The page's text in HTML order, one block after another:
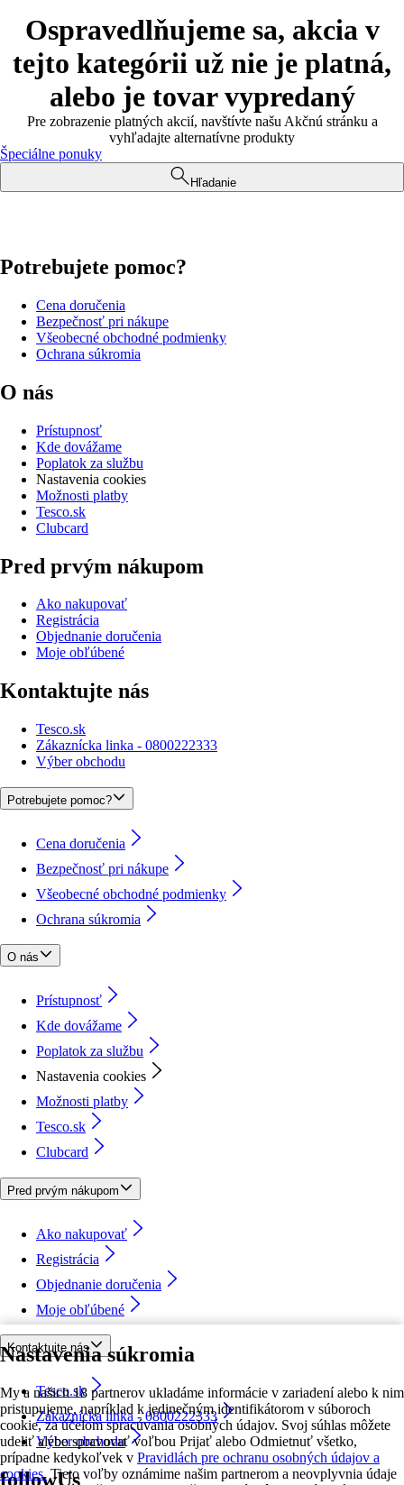
Nastavenia súkromia
My a našich 18 partnerov ukladáme informácie v zariadení alebo k nim
pristupujeme, napríklad k jedinečným identifikátorom v súboroch
cookie, za účelom spracúvania osobných údajov. Svoj súhlas môžete
udeliť alebo spravovať voľbou Prijať alebo Odmietnuť všetko,
prípadne kedykoľvek v Pravidlách pre ochranu osobných údajov a
cookies. Tieto voľby oznámime našim partnerom a neovplyvnia údaje
Ospravedlňujeme sa, akcia v
tejto kategórii už nie je platná,
alebo je tovar vypredaný
Pre zobrazenie platných akcií, navštívte našu Akčnú stránku a
vyhľadajte alternatívne produkty
Špeciálne ponuky
Hľadanie
Potrebujete pomoc?
Cena doručenia
Bezpečnosť pri nákupe
Všeobecné obchodné podmienky
Ochrana súkromia
O nás
Prístupnosť
Kde dovážame
Poplatok za službu
Nastavenia cookies
Možnosti platby
Tesco.sk
Clubcard
Pred prvým nákupom
Ako nakupovať
Registrácia
Objednanie doručenia
Moje obľúbené
Kontaktujte nás
Tesco.sk
Zákaznícka linka - 0800222333
Výber obchodu
Potrebujete pomoc?
Cena doručenia
Bezpečnosť pri nákupe
Všeobecné obchodné podmienky
Ochrana súkromia
O nás
Prístupnosť
Kde dovážame
Poplatok za službu
Nastavenia cookies
Možnosti platby
Tesco.sk
Clubcard
Pred prvým nákupom
Ako nakupovať
Registrácia
Objednanie doručenia
Moje obľúbené
Kontaktujte nás
Tesco.sk
Zákaznícka linka - 0800222333
Výber obchodu
followUs